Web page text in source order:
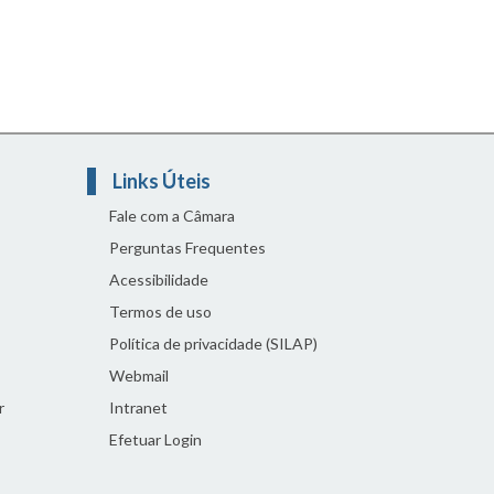
Links Úteis
Fale com a Câmara
Perguntas Frequentes
Acessibilidade
Termos de uso
Política de privacidade (SILAP)
Webmail
Intranet
Efetuar Login